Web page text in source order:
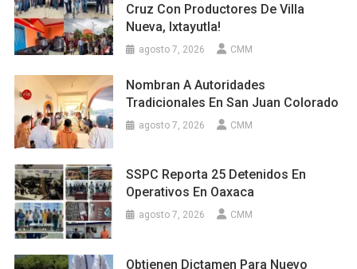
Cruz Con Productores De Villa
Nueva, Ixtayutla!
agosto 7, 2026 CMM
Nombran A Autoridades
Tradicionales En San Juan Colorado
agosto 7, 2026 CMM
SSPC Reporta 25 Detenidos En
Operativos En Oaxaca
agosto 7, 2026 CMM
Obtienen Dictamen Para Nuevo